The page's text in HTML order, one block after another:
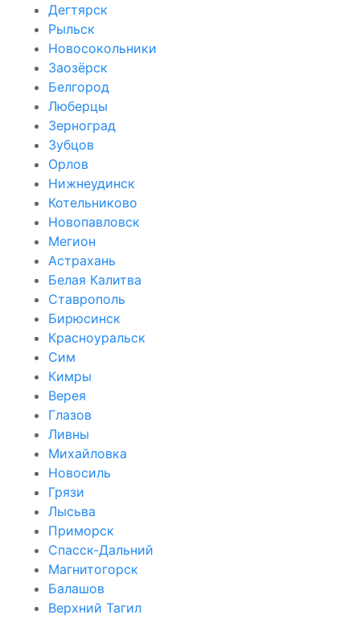
Дегтярск
Рыльск
Новосокольники
Заозёрск
Белгород
Люберцы
Зерноград
Зубцов
Орлов
Нижнеудинск
Котельниково
Новопавловск
Мегион
Астрахань
Белая Калитва
Ставрополь
Бирюсинск
Красноуральск
Сим
Кимры
Верея
Глазов
Ливны
Михайловка
Новосиль
Грязи
Лысьва
Приморск
Спасск-Дальний
Магнитогорск
Балашов
Верхний Тагил